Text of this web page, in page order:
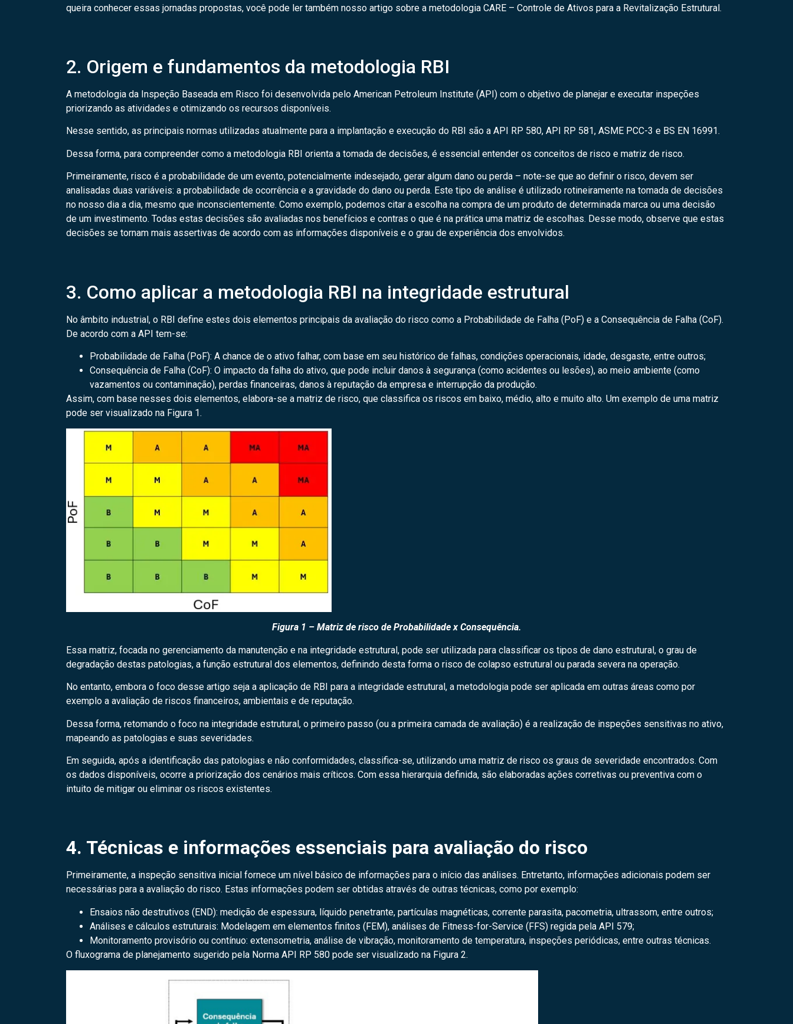
queira conhecer essas jornadas propostas, você pode ler também nosso artigo sobre a metodologia CARE – Controle de Ativos para a Revitalização Estrutural.
2. Origem e fundamentos da metodologia RBI
A metodologia da Inspeção Baseada em Risco foi desenvolvida pelo American Petroleum Institute (API) com o objetivo de planejar e executar inspeções
priorizando as atividades e otimizando os recursos disponíveis.
Nesse sentido, as principais normas utilizadas atualmente para a implantação e execução do RBI são a API RP 580, API RP 581, ASME PCC-3 e BS EN 16991.
Dessa forma, para compreender como a metodologia RBI orienta a tomada de decisões, é essencial entender os conceitos de risco e matriz de risco.
Primeiramente, risco é a probabilidade de um evento, potencialmente indesejado, gerar algum dano ou perda – note-se que ao definir o risco, devem ser
analisadas duas variáveis: a probabilidade de ocorrência e a gravidade do dano ou perda. Este tipo de análise é utilizado rotineiramente na tomada de decisões
no nosso dia a dia, mesmo que inconscientemente. Como exemplo, podemos citar a escolha na compra de um produto de determinada marca ou uma decisão
de um investimento. Todas estas decisões são avaliadas nos benefícios e contras o que é na prática uma matriz de escolhas. Desse modo, observe que estas
decisões se tornam mais assertivas de acordo com as informações disponíveis e o grau de experiência dos envolvidos.
3. Como aplicar a metodologia RBI na integridade estrutural
No âmbito industrial, o RBI define estes dois elementos principais da avaliação do risco como a Probabilidade de Falha (PoF) e a Consequência de Falha (CoF).
De acordo com a API tem-se:
Probabilidade de Falha (PoF): A chance de o ativo falhar, com base em seu histórico de falhas, condições operacionais, idade, desgaste, entre outros;
Consequência de Falha (CoF): O impacto da falha do ativo, que pode incluir danos à segurança (como acidentes ou lesões), ao meio ambiente (como
vazamentos ou contaminação), perdas financeiras, danos à reputação da empresa e interrupção da produção.
Assim, com base nesses dois elementos, elabora-se a matriz de risco, que classifica os riscos em baixo, médio, alto e muito alto. Um exemplo de uma matriz
pode ser visualizado na Figura 1.
Figura 1 – Matriz de risco de Probabilidade x Consequência.
Essa matriz, focada no gerenciamento da manutenção e na integridade estrutural, pode ser utilizada para classificar os tipos de dano estrutural, o grau de
degradação destas patologias, a função estrutural dos elementos, definindo desta forma o risco de colapso estrutural ou parada severa na operação.
No entanto, embora o foco desse artigo seja a aplicação de RBI para a integridade estrutural, a metodologia pode ser aplicada em outras áreas como por
exemplo a avaliação de riscos financeiros, ambientais e de reputação.
Dessa forma, retomando o foco na integridade estrutural, o primeiro passo (ou a primeira camada de avaliação) é a realização de inspeções sensitivas no ativo,
mapeando as patologias e suas severidades.
Em seguida, após a identificação das patologias e não conformidades, classifica-se, utilizando uma matriz de risco os graus de severidade encontrados. Com
os dados disponíveis, ocorre a priorização dos cenários mais críticos. Com essa hierarquia definida, são elaboradas ações corretivas ou preventiva com o
intuito de mitigar ou eliminar os riscos existentes.
4. Técnicas e informações essenciais para avaliação do risco
Primeiramente, a inspeção sensitiva inicial fornece um nível básico de informações para o início das análises. Entretanto, informações adicionais podem ser
necessárias para a avaliação do risco. Estas informações podem ser obtidas através de outras técnicas, como por exemplo:
Ensaios não destrutivos (END): medição de espessura, líquido penetrante, partículas magnéticas, corrente parasita, pacometria, ultrassom, entre outros;
Análises e cálculos estruturais: Modelagem em elementos finitos (FEM), análises de Fitness-for-Service (FFS) regida pela API 579;
Monitoramento provisório ou contínuo: extensometria, análise de vibração, monitoramento de temperatura, inspeções periódicas, entre outras técnicas.
O fluxograma de planejamento sugerido pela Norma API RP 580 pode ser visualizado na Figura 2.